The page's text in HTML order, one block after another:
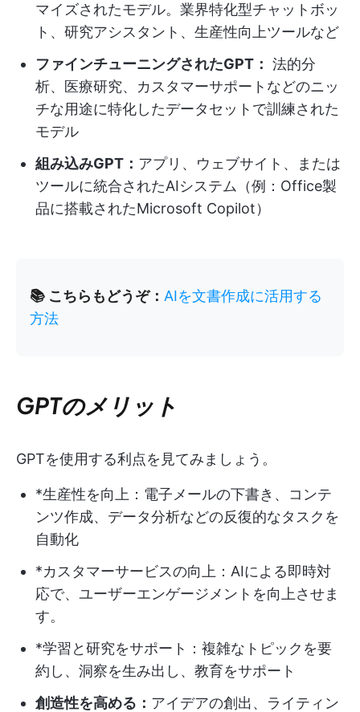
マイズされたモデル。業界特化型チャットボッ
ト、研究アシスタント、生産性向上ツールなど
ファインチューニングされたGPT： 法的分
析、医療研究、カスタマーサポートなどのニッ
チな用途に特化したデータセットで訓練された
モデル
組み込みGPT： アプリ、ウェブサイト、または
ツールに統合されたAIシステム（例：Office製
品に搭載されたMicrosoft Copilot）
📚 こちらもどうぞ： AIを文書作成に活用する
方法
GPTのメリット
GPTを使用する利点を見てみましょう。
*生産性を向上：電子メールの下書き、コンテ
ンツ作成、データ分析などの反復的なタスクを
自動化
*カスタマーサービスの向上：AIによる即時対
応で、ユーザーエンゲージメントを向上させま
す。
*学習と研究をサポート：複雑なトピックを要
約し、洞察を生み出し、教育をサポート
創造性を高める： アイデアの創出、ライティン